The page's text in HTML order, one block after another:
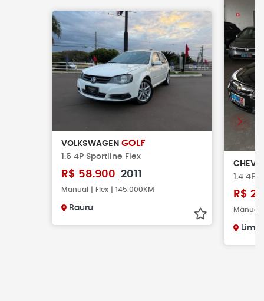
VOLKSWAGEN GOLF
1.6 4P Sportline Flex
R$ 58.900 2011
Manual | Flex | 145.000KM
Bauru
1.4 4P
R$
Manual